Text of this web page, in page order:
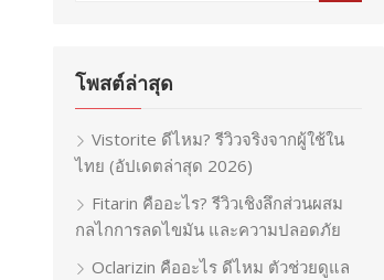
โพสต์ล่าสุด
Vistorite ดีไหม? รีวิวจริงจากผู้ใช้ใน
ไทย (อัปเดตล่าสุด 2026)
Fitarin คืออะไร? รีวิวเชิงลึกส่วนผสม
กลไกการลดไขมัน และความปลอดภัย
Oclarizin คืออะไร ดีไหม ตัวช่วยดูแล